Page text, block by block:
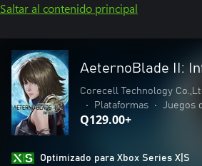
Saltar al contenido principal
AeternoBlade II:
Corecell Technology
•
Plataformas • Juegos
Q129.00+
Optimizado para Xbox Series X|S